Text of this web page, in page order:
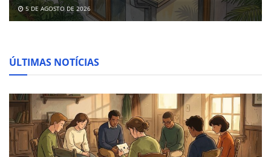
5 DE AGOSTO DE 2026
ÚLTIMAS NOTÍCIAS